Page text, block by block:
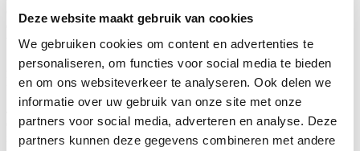
Deze website maakt gebruik van cookies
We gebruiken cookies om content en advertenties te
personaliseren, om functies voor social media te bieden
en om ons websiteverkeer te analyseren. Ook delen we
informatie over uw gebruik van onze site met onze
partners voor social media, adverteren en analyse. Deze
partners kunnen deze gegevens combineren met andere
(profielverrijking), kun je hier heel nauwkeurig filteren op specifieke
expertises, doelgroepen of interesses om direct de juiste match te
vinden.
Algemeen voor beheerders
Kan ik meerdere events tegelijk beheren in Networkapp?
Ja. Via het dashboard beheer je meerdere events naast elkaar. Elke
event heeft zijn eigen omgeving, eigen deelnemerslijst en eigen
inrichting. Je kan zelfs je event kopiëren voor een volgende editie.